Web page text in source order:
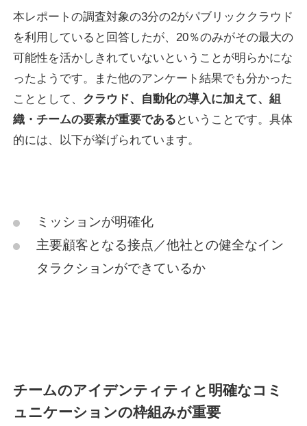
本レポートの調査対象の3分の2がパブリッククラウド
を利用していると回答したが、20％のみがその最大の
可能性を活かしきれていないということが明らかにな
ったようです。また他のアンケート結果でも分かった
こととして、 クラウド、自動化の導入に加えて、組
織・チームの要素が重要である ということです。具体
的には、以下が挙げられています。
ミッションが明確化
主要顧客となる接点／他社との健全なイン
タラクションができているか
チームのアイデンティティと明確なコミ
ュニケーションの枠組みが重要